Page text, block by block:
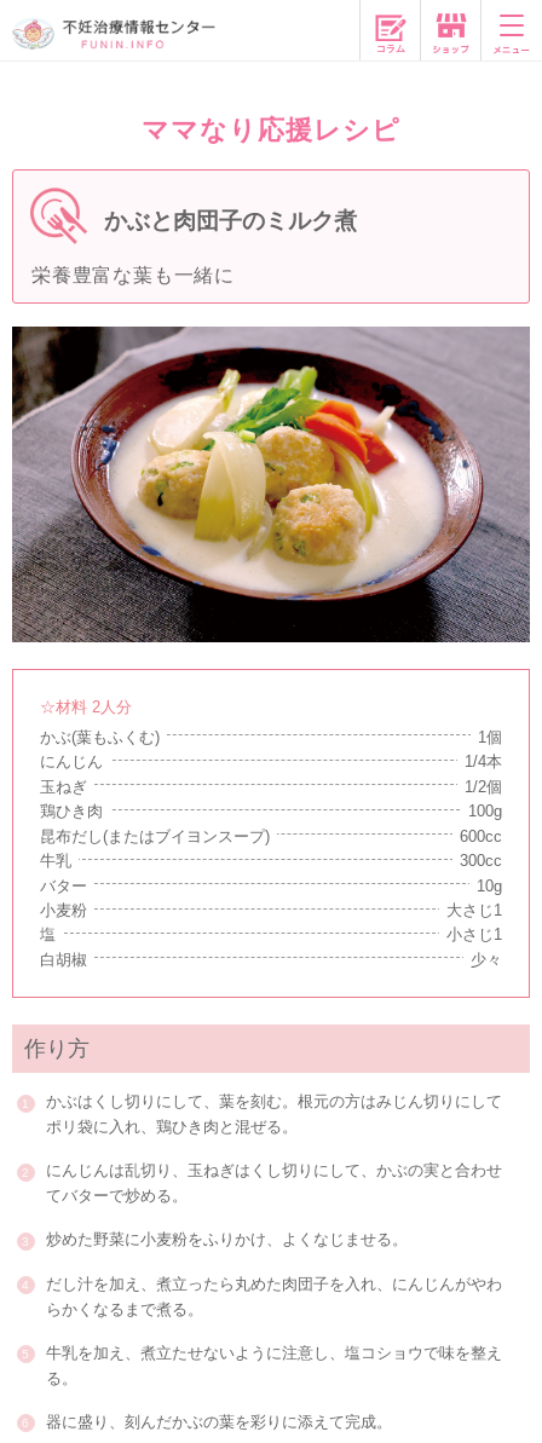
コラム
ママなり応援レシピ
かぶと肉団子のミルク煮
栄養豊富な葉も一緒に
☆材料 2人分
かぶ(葉もふくむ)
1個
にんじん
1/4本
玉ねぎ
1/2個
鶏ひき肉
100g
昆布だし(またはブイヨンスープ)
600cc
牛乳
300cc
バター
10g
小麦粉
大さじ1
塩
小さじ1
白胡椒
少々
作り方
かぶはくし切りにして、葉を刻む。根元の方はみじん切りにして
ポリ袋に入れ、鶏ひき肉と混ぜる。
にんじんは乱切り、玉ねぎはくし切りにして、かぶの実と合わせ
てバターで炒める。
炒めた野菜に小麦粉をふりかけ、よくなじませる。
だし汁を加え、煮立ったら丸めた肉団子を入れ、にんじんがやわ
らかくなるまで煮る。
牛乳を加え、煮立たせないように注意し、塩コショウで味を整え
る。
器に盛り、刻んだかぶの葉を彩りに添えて完成。